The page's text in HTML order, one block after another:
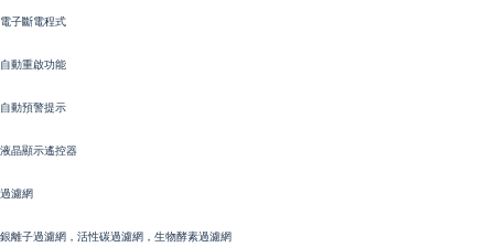
電子斷電程式
自動重啟功能
自動預警提示
液晶顯示遙控器
過濾網
銀離子過濾網，活性碳過濾網，生物酵素過濾網